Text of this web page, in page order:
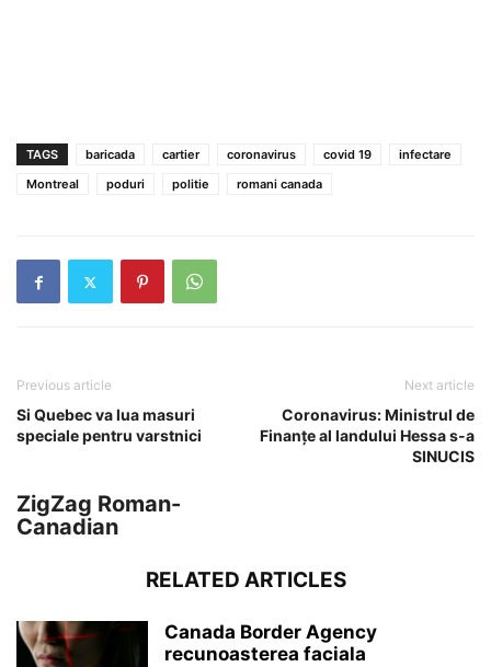
TAGS baricada cartier coronavirus covid 19
infectare
Montreal
poduri politie romani canada
Previous article
Si Quebec va lua masuri
speciale pentru varstnici
Next article
Coronavirus: Ministrul de
Finanţe al landului Hessa s-a
SINUCIS
ZigZag Roman-
Canadian
RELATED ARTICLES
Canada Border Agency
recunoasterea faciala